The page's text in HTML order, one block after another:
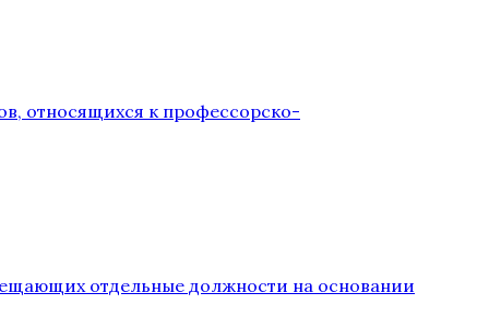
относящихся к профессорско-
отдельные должности на основании